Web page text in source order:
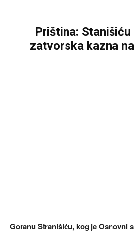
Priština: Stanišiću
zatvorska kazna
Goranu Stranišiću, kog je Osnovni